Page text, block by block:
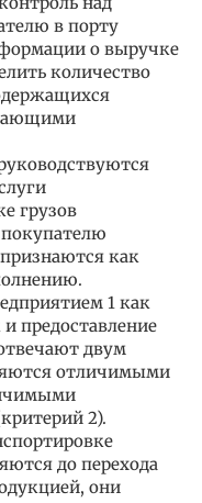
в порту
о выручке
количество
грузов
как
1 как
предоставление
двум
отличимыми
2).
до перехода
они